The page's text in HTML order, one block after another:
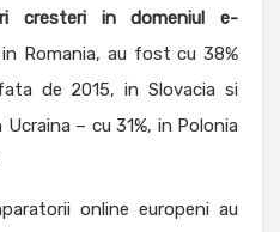
cresteri in domeniul e-
Romania, au fost cu 38%
de 2015, in Slovacia si
– cu 31%, in Polonia
online europeni au